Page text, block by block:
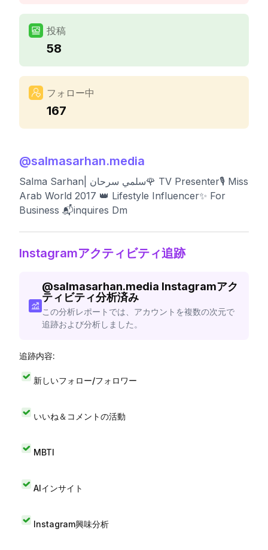
投稿
58
フォロー中
167
@salmasarhan.media
Salma Sarhan| سلمي سرحان🌹 TV Presenter🎙️ Miss
Arab World 2017 👑 Lifestyle Influencer✨ For
Business 📬inquires Dm
Instagramアクティビティ追跡
@salmasarhan.media Instagramアク
ティビティ分析済み
この分析レポートでは、アカウントを複数の次元で
追跡および分析しました。
追跡内容:
新しいフォロー/フォロワー
いいね＆コメントの活動
MBTI
AIインサイト
Instagram興味分析